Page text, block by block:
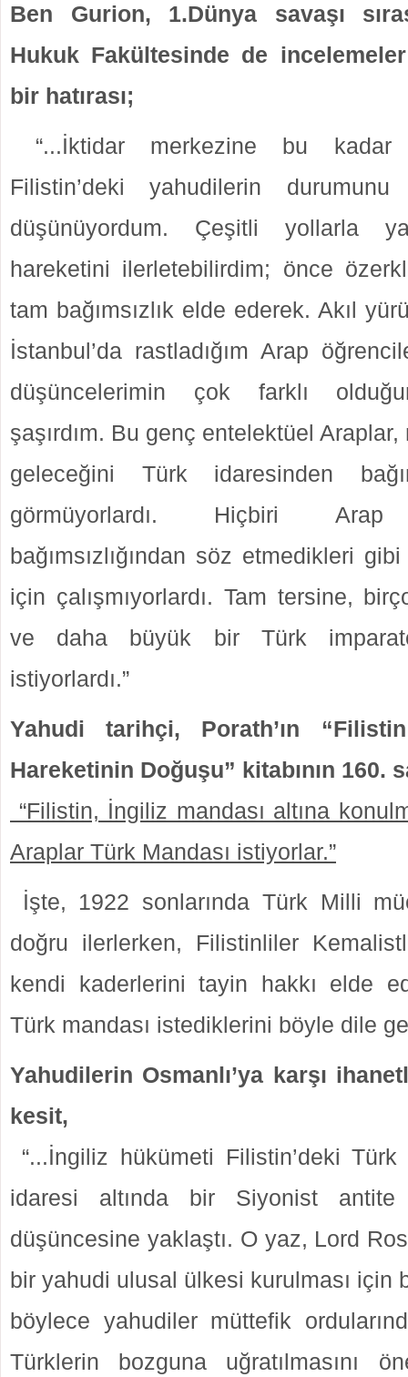
Ben Gurion, 1.Dünya savaşı
Hukuk Fakültesinde de incelemeler
bir hatırası;
“...İktidar merkezine bu kadar
Filistin’deki yahudilerin durumunu
düşünüyordum. Çeşitli yollarla
hareketini ilerletebilirdim; önce
tam bağımsızlık elde ederek. Akıl
İstanbul’da rastladığım Arap
düşüncelerimin çok farklı
şaşırdım. Bu genç entelektüel
geleceğini Türk idaresinden
görmüyorlardı. Hiçbiri Arap
bağımsızlığından söz etmedikleri
için çalışmıyorlardı. Tam tersine,
ve daha büyük bir Türk
istiyorlardı.”
Yahudi tarihçi, Porath’ın
Hareketinin Doğuşu” kitabının 160.
“Filistin, İngiliz mandası altına
Araplar Türk Mandası istiyorlar.”
İşte, 1922 sonlarında Türk Milli
doğru ilerlerken, Filistinliler
kendi kaderlerini tayin hakkı elde
Türk mandası istediklerini böyle dile
Yahudilerin Osmanlı’ya karşı
kesit,
“...İngiliz hükümeti Filistin’deki
idaresi altında bir Siyonist
düşüncesine yaklaştı. O yaz, Lord
bir yahudi ulusal ülkesi kurulması için
böylece yahudiler müttefik
Türklerin bozguna uğratılmasını